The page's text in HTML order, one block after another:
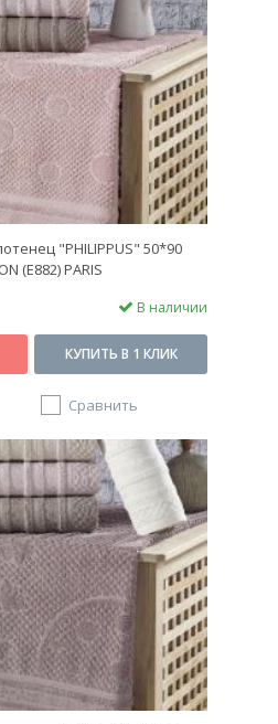
"PHILIPPUS" 50*90
(E882) PARIS
В наличии
КУПИТЬ В 1 КЛИК
Сравнить